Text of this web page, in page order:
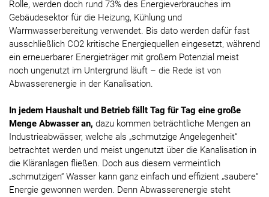
Rolle, werden doch rund 73% des Energieverbrauches im
Gebäudesektor für die Heizung, Kühlung und
Warmwasserbereitung verwendet. Bis dato werden dafür fast
ausschließlich CO2 kritische Energiequellen eingesetzt, während
ein erneuerbarer Energieträger mit großem Potenzial meist
noch ungenutzt im Untergrund läuft – die Rede ist von
Abwasserenergie in der Kanalisation.
In jedem Haushalt und Betrieb fällt Tag für Tag eine große
Menge Abwasser an, dazu kommen beträchtliche Mengen an
Industrieabwässer, welche als „schmutzige Angelegenheit“
betrachtet werden und meist ungenutzt über die Kanalisation in
die Kläranlagen fließen. Doch aus diesem vermeintlich
„schmutzigen“ Wasser kann ganz einfach und effizient „saubere“
Energie gewonnen werden. Denn Abwasserenergie steht